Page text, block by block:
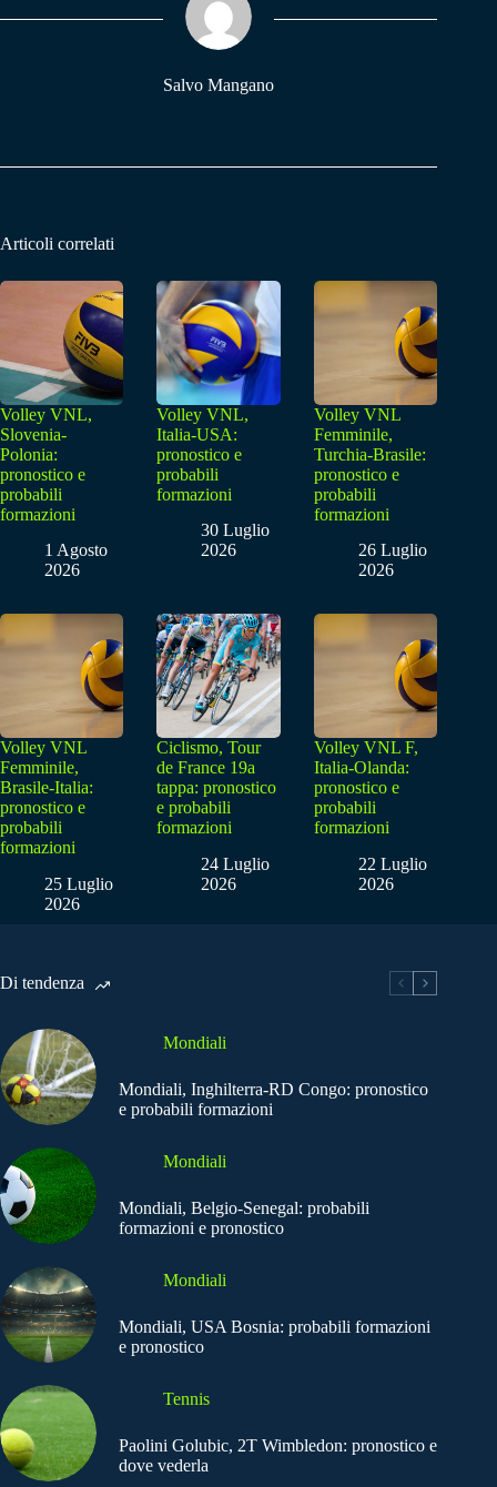
pp m
Salvo Mangano
Articoli correlati
Volley VNL,
Slovenia-
Polonia:
pronostico e
probabili
formazioni
1 Agosto
2026
Volley VNL,
Italia-USA:
pronostico e
probabili
formazioni
30 Luglio
2026
Volley VNL
Femminile,
Turchia-Brasile:
pronostico e
probabili
formazioni
26 Luglio
2026
Volley VNL
Femminile,
Brasile-Italia:
pronostico e
probabili
formazioni
25 Luglio
2026
Ciclismo, Tour
de France 19a
tappa: pronostico
e probabili
formazioni
24 Luglio
2026
Volley VNL F,
Italia-Olanda:
pronostico e
probabili
formazioni
22 Luglio
2026
Di tendenza
Mondiali
Mondiali, Inghilterra-RD Congo: pronostico
e probabili formazioni
Mondiali
Mondiali, Belgio-Senegal: probabili
formazioni e pronostico
Mondiali
Mondiali, USA Bosnia: probabili formazioni
e pronostico
Tennis
Paolini Golubic, 2T Wimbledon: pronostico e
dove vederla